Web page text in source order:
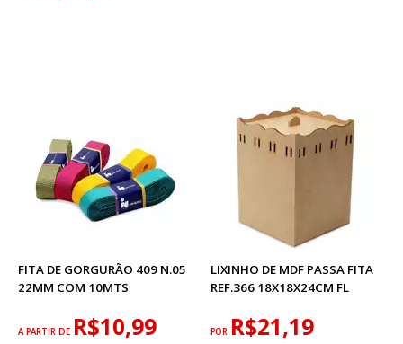
FITA DE GORGURÃO 409 N.05
22MM COM 10MTS
A PARTIR DE R$10,99
LIXINHO DE MDF PASSA FITA
REF.366 18X18X24CM FL
POR R$21,19